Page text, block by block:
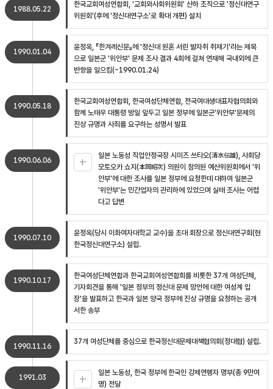
1988.05.22
한국교회여성연합회, '교회와사회위원회' 산하 조직으로 '정신대연구
위원회'(후에 '정신대연구소'로 확대 개편) 설치
1990.01.04
윤정옥, 『한겨레신문』에 '정신대 원혼 서린 발자취 취재기'라는 제목
으로 일본군 '위안부' 문제 조사 결과 4회에 걸쳐 연재해 국내외에 큰
반향을 일으킴(~1990.01.24)
1990.05.18
한국교회여성연합회, 한국여성단체연합, 전국여대생대표자협의회와
함께 노태우 대통령 방일 앞두고 일본 정부에 일본군'위안부'문제의
진상 규명과 사죄를 요구하는 성명서 발표
1990.06.06
일본 노동성 직업안정국장 시미즈 쓰타오(清水伝雄), 사회당
모토오카 쇼지(本岡昭次) 의원이 참의원 예산위원회에서 '위
안부'에 대한 조사를 일본 정부에 요청한데 대하여 일본군
'위안부'는 민간업자의 관리하에 있었으며 실태 조사는 어렵
다고 답변
1990.07.10
윤정옥(당시 이화여자대학교 교수)을 초대 회장으로 정신대연구회(현
한국정신대연구소) 설립.
1990.10.17
한국여성단체연합과 한국교회여성연합회를 비롯한 37개 여성단체,
기자회견을 통해 '일본 정부의 정신대 문제 망언에 대한 여성계 입
장'을 발표하고 한국과 일본 양국 정부에 진상 규명을 요청하는 공개
서한 송부
1990.11.16
37개 여성단체를 중심으로 한국정신대문제대책협의회(정대협) 설립.
1991.03
일본 노동성, 한국 정부에 한국인 강제연행자 명부(총 9만여
명) 전달